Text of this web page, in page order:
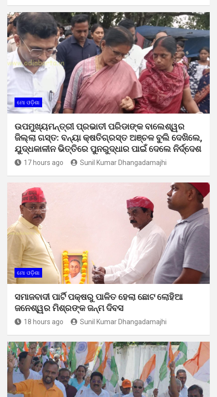
ମୋ ଓଡ଼ିଶା
ଉପମୁଖ୍ୟମନ୍ତ୍ରୀ ପ୍ରଭାତୀ ପରିଡାଙ୍କ ବାଲେଶ୍ୱର
ଜିଲ୍ଲା ଗସ୍ତ: ବନ୍ୟା କ୍ଷତିଗ୍ରସ୍ତ ଅଞ୍ଚଳ ବୁଲି ଦେଖିଲେ,
ଯୁଦ୍ଧକାଳୀନ ଭିତ୍ତିରେ ପୁନରୁଦ୍ଧାର ପାଇଁ ଦେଲେ ନିର୍ଦ୍ଦେଶ
17 hours ago Sunil Kumar Dhangadamajhi
ମୋ ଓଡ଼ିଶା
ସମାଜବାଦୀ ପାର୍ଟି ପକ୍ଷରୁ ପାଳିତ ହେଲା ଛୋଟ ଲୋହିଆ
ଜନେଶ୍ୱର ମିଶ୍ରଙ୍କ ଜନ୍ମ ଦିବସ
18 hours ago Sunil Kumar Dhangadamajhi